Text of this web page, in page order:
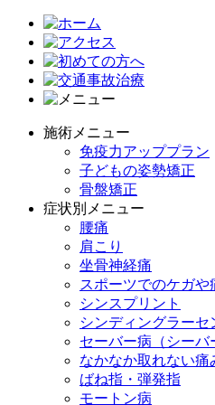
施術メニュー
免疫力アッププラン
子どもの姿勢矯正
骨盤矯正
症状別メニュー
腰痛
肩こり
坐骨神経痛
スポーツでのケガや
シンスプリント
シンディングラー
セーバー病（シーバ
なかなか取れない痛
ばね指・弾発指
モートン病